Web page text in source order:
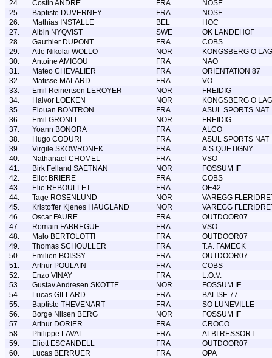
24. Costin ANDRE FRA
NOSE
25.
Baptiste DUVERNEY FRA
NOSE
26.
Mathias INSTALLE BEL
HOC
27.
Albin NYQVIST SWE
OK LANDEHOF
28.
Gauthier DUPONT FRA
COBS
29.
Atle Nikolai WOLLO NOR
KONGSBERG O LAG
30.
Antoine AMIGOU FRA
NAO
31.
Mateo CHEVALIER FRA
ORIENTATION 87
32.
Matisse MALARD FRA
VO
33.
Emil Reinertsen LEROYER NOR
FREIDIG
34.
Halvor LOEKEN NOR
KONGSBERG O LAG
35.
Elouan BONTRON FRA
ASUL SPORTS NAT
36.
Emil GRONLI NOR
FREIDIG
37.
Yoann BONORA FRA
ALCO
38.
Hugo CODURI FRA
ASUL SPORTS NAT
39.
Virgile SKOWRONEK FRA
A.S.QUETIGNY
40.
Nathanael CHOMEL FRA
VSO
41.
Birk Felland SAETNAN NOR
FOSSUM IF
42.
Eliot BRIERE FRA
COBS
43.
Elie REBOULLET FRA
OE42
44.
Tage ROSENLUND NOR
VAREGG
45.
Kristoffer Kjenes HAUGLAND NOR
VAREGG
46.
Oscar FAURE FRA
OUTDOOR07
47.
Romain FABREGUE FRA
VSO
48.
Malo BERTOLOTTI FRA
OUTDOOR07
49.
Thomas SCHOULLER FRA
T.A. FAMECK
50.
Emilien BOISSY FRA
OUTDOOR07
51.
Arthur POULAIN FRA
COBS
52.
Enzo VINAY FRA
L.O.V.
53.
Gustav Andresen SKOTTE NOR
FOSSUM IF
54.
Lucas GILLARD FRA
BALISE 77
55.
Baptiste THEVENART FRA
SO LUNEVILLE
56.
Borge Nilsen BERG NOR
FOSSUM IF
57.
Arthur DORIER FRA
CROCO
58.
Philippe LAVAL FRA
ALBI RESSORT
59.
Eliott ESCANDELL FRA
OUTDOOR07
60.
Lucas BERRUER FRA
OPA